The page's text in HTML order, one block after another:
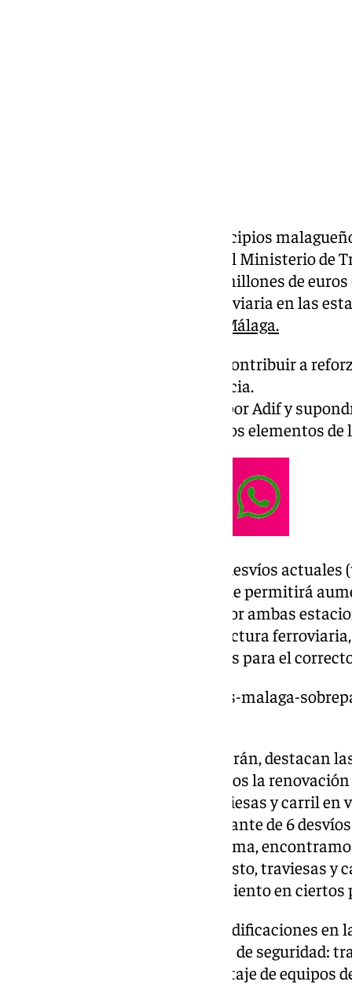
Buenas noticias para dos municipios
través de sus medios oficiales, el Ministerio de
Sostenible ha licitado por 7,35 millones de
mejorar la infraestructura ferroviaria en las
Cercanías de Málaga.
El objetivo no es otro que el de contribuir a
de media distancia en la provincia.
Esta actuación será ejecutada por Adif y
ferroviarios y la renovación de los elementos
En concreto, se cambiarán los desvíos
prestaciones (tipo P1 y C1), lo que permitirá
mejorará los tiempos de paso por ambas
fundamentales en la infraestructura
vía en otras dos y son necesarios para el
https://www.101tv.es/cercanias-malaga-
Entre las mejoras que se realizarán, destacan
Estación de Pizarra, encontramos la
4, la renovación de balasto, traviesas y carril en
a la subestación eléctrica, el levante de 6
su parte, em la estación de Aljaima,
desvíos, una renovación de balasto, traviesas y
disposición de nueva capa de asiento en
Además, el proyecto incluye modificaciones en
catenaria y en las instalaciones de seguridad:
izado de postes y pórticos, montaje de equipos